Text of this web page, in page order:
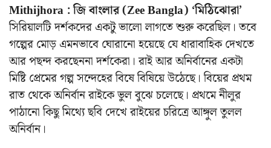
Mithijhora : জি বাংলার (Zee Bangla) ‘মিঠিঝোরা’
সিরিয়ালটি দর্শকদের একটু ভালো লাগতে শুরু করেছিল। তবে
গল্পের মোড় এমনভাবে ঘোরানো হয়েছে যে ধারাবাহিক দেখতে
আর পছন্দ করছেননা দর্শকেরা। রাই আর অনির্বানের একটা
মিষ্টি প্রেমের গল্প সন্দেহের বিষে বিষিয়ে উঠেছে। বিয়ের প্রথম
রাত থেকে অনির্বান রাইকে ভুল বুঝে চলেছে। প্রথমে নীলুর
পাঠানো কিছু মিথ্যে ছবি দেখে রাইয়ের চরিত্রে আঙ্গুল তুলল
অনির্বান।